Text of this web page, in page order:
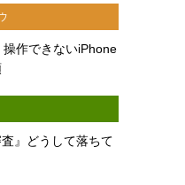
作できないiPhone
』どうして落ちて